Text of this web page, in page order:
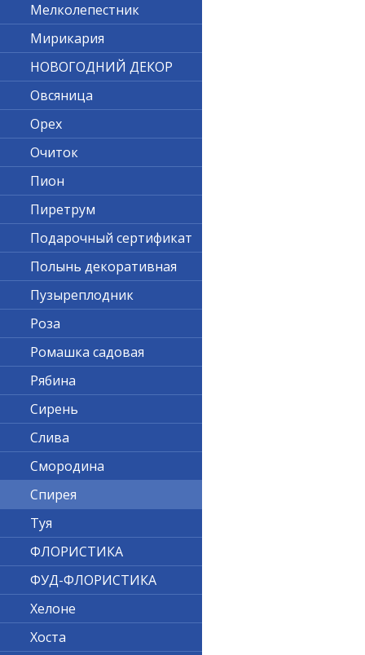
Мелколепестник
Мирикария
НОВОГОДНИЙ ДЕКОР
Овсяница
Орех
Очиток
Пион
Пиретрум
Подарочный сертификат
Полынь декоративная
Пузыреплодник
Роза
Ромашка садовая
Рябина
Сирень
Слива
Смородина
Спирея
Туя
ФЛОРИСТИКА
ФУД-ФЛОРИСТИКА
Хелоне
Хоста